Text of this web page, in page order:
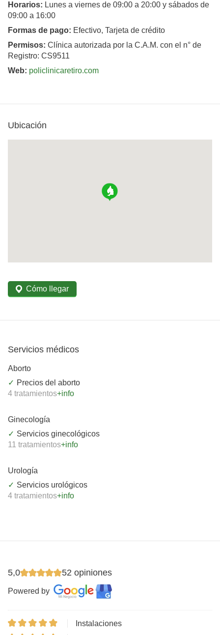
Horarios: Lunes a viernes de 09:00 a 20:00 y sábados de
09:00 a 16:00
Formas de pago: Efectivo, Tarjeta de crédito
Permisos: Clínica autorizada por la C.A.M. con el n° de
Registro: CS9511
Web: policlinicaretiro.com
Ubicación
Cómo llegar
Servicios médicos
Aborto
Precios del aborto
4 tratamientos+info
Ginecología
Servicios ginecológicos
11 tratamientos+info
Urología
Servicios urológicos
4 tratamientos+info
5,0 52 opiniones
Powered by
Instalaciones